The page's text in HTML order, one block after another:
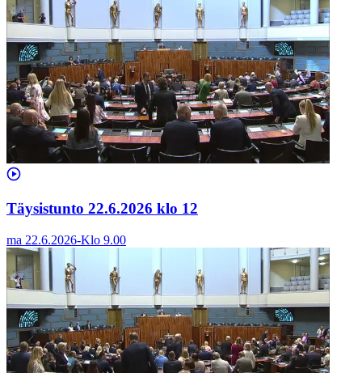
Täysistunto 22.6.2026 klo 12
ma 22.6.2026-Klo 9.00